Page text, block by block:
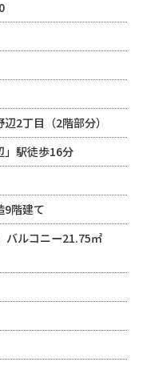
2丁目（2階部分）
」駅徒歩16分
9階建て
バルコニー21.75㎡